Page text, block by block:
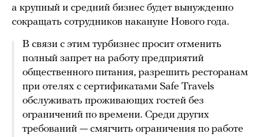
а крупный и средний бизнес будет вынужденно
сокращать сотрудников накануне Нового года.
В связи с этим турбизнес просит отменить
полный запрет на работу предприятий
общественного питания, разрешить ресторанам
при отелях с сертификатами Safe Travels
обслуживать проживающих гостей без
ограничений по времени. Среди других
требований — смягчить ограничения по работе